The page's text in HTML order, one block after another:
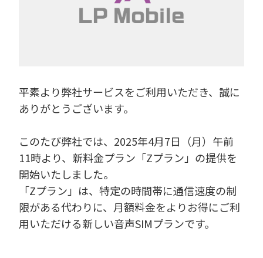
平素より弊社サービスをご利用いただき、誠に
ありがとうございます。
このたび弊社では、2025年4月7日（月）午前
11時より、新料金プラン「Zプラン」の提供を
開始いたしました。
「Zプラン」は、特定の時間帯に通信速度の制
限がある代わりに、月額料金をよりお得にご利
用いただける新しい音声SIMプランです。